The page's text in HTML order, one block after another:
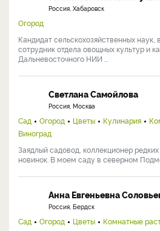
Россия, Хабаровск
Огород
Кандидат сельскохозяйственных
сотрудник отдела овощных культур и
Дальневосточного НИИ ...
Светлана Самойлова
Россия, Москва
Сад Огород Цветы Кулинария
Виноград
Заядлый садовод, коллекционер
новинок. В моем саду в северном
Анна Евгеньевна
Россия, Бердск
Сад Огород Цветы Комнатные